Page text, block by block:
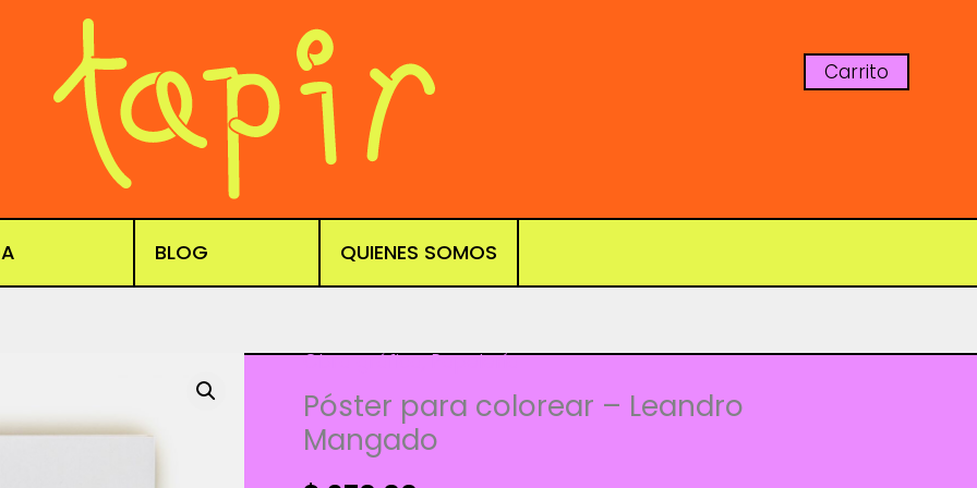
Carrito
BLOG QUIENES SOMOS
Obra gráfica,Papelería
Póster para colorear – Leandro
Mangado